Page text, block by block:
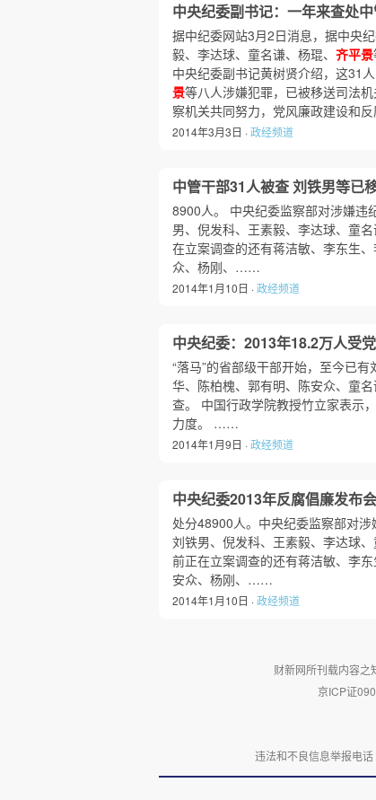
中央纪委副书记：一年来查处
据中纪委网站3月2日消息，据中央
毅、李达球、童名谦、杨琨、 齐平景
中央纪委副书记黄树贤介绍，这31
景等八人涉嫌犯罪，已被移送司法
察机关共同努力，党风廉政建设和
2014年3月3日 ·政经频道
中管干部31人被查 刘铁男等已
8900人。 中央纪委监察部对涉嫌违
男、倪发科、王素毅、李达球、童名
在立案调查的还有蒋洁敏、李东生
众、杨刚、……
2014年1月10日 ·政经频道
中央纪委：2013年18.2万人受
“落马”的省部级干部开始，至今已
华、陈柏槐、郭有明、陈安众、童名
查。 中国行政学院教授竹立家表示
力度。 ……
2014年1月9日 ·政经频道
中央纪委2013年反腐倡廉发布会
处分48900人。中央纪委监察部对
刘铁男、倪发科、王素毅、李达球、
前正在立案调查的还有蒋洁敏、李
安众、杨刚、……
2014年1月10日 ·政经频道
财新网所刊载内容之
京ICP证
违法和不良信息举报电